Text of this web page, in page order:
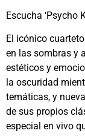
Escucha ‘Psycho
El icónico
en las sombras y
estéticos y
la oscuridad
temáticas, y
de sus propios
especial en vivo